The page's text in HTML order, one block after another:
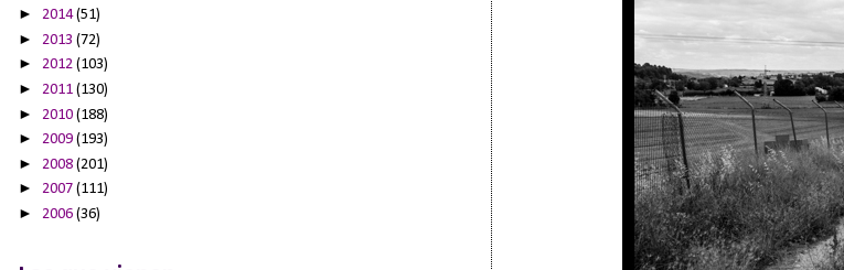
► 2014(51)
► 2013 (72)
► 2012 (103)
► 2011 (130)
► 2010 (188)
► 2009 (193)
► 2008 (201)
► 2007 (111)
► 2006 (36)